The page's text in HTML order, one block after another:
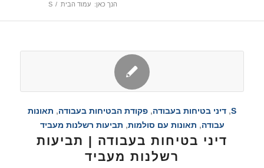
הנך כאן: עמוד הבית /
S
S
, דיני בטיחות בעבודה, פקודת הבטיחות בעבודה, תאונות
עבודה, תאונות עם סולמות, תביעות רשלנות מעביד
דיני בטיחות בעבודה | תביעות
רשלנות מעביד